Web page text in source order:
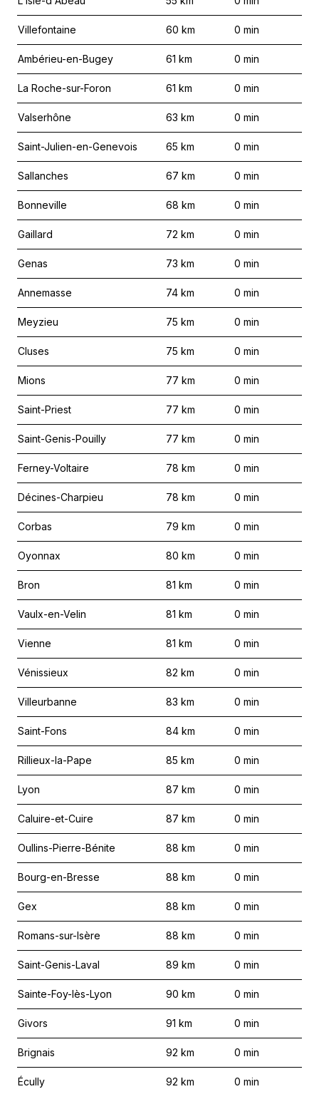
Villefontaine 60 km 0 min
Ambérieu-en-Bugey 61 km 0 min
La Roche-sur-Foron 61 km 0 min
Valserhône 63 km 0 min
Saint-Julien-en-Genevois 65 km 0 min
Sallanches 67 km 0 min
Bonneville 68 km 0 min
Gaillard 72 km 0 min
Genas 73 km 0 min
Annemasse 74 km 0 min
Meyzieu 75 km 0 min
Cluses 75 km 0 min
Mions 77 km 0 min
Saint-Priest 77 km 0 min
Saint-Genis-Pouilly 77 km 0 min
Ferney-Voltaire 78 km 0 min
Décines-Charpieu 78 km 0 min
Corbas 79 km 0 min
Oyonnax 80 km 0 min
Bron 81 km 0 min
Vaulx-en-Velin 81 km 0 min
Vienne 81 km 0 min
Vénissieux 82 km 0 min
Villeurbanne 83 km 0 min
Saint-Fons 84 km 0 min
Rillieux-la-Pape 85 km 0 min
Lyon 87 km 0 min
Caluire-et-Cuire 87 km 0 min
Oullins-Pierre-Bénite 88 km 0 min
Bourg-en-Bresse 88 km 0 min
Gex 88 km 0 min
Romans-sur-Isère 88 km 0 min
Saint-Genis-Laval 89 km 0 min
Sainte-Foy-lès-Lyon 90 km 0 min
Givors 91 km 0 min
Brignais 92 km 0 min
Écully 92 km 0 min